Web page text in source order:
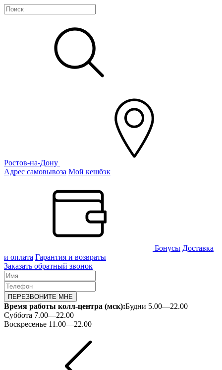
Ростов-на-Дону
Адрес самовывоза Мой кешбэк
Бонусы Доставка
и оплата Гарантия и возвраты
Заказать обратный звонок
ПЕРЕЗВОНИТЕ МНЕ
Время работы колл-центра (мск):Будни 5.00—22.00
Суббота 7.00—22.00
Воскресенье 11.00—22.00